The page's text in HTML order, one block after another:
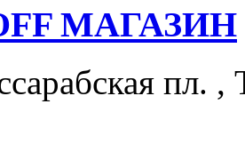
МАГАЗИН
пл.